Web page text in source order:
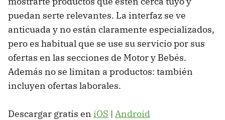
puedan serte relevantes. La interfaz se ve
anticuada y no están claramente especializados,
pero es habitual que se use su servicio por sus
ofertas en las secciones de Motor y Bebés.
Además no se limitan a productos: también
incluyen ofertas laborales.
Descargar gratis en iOS | Android